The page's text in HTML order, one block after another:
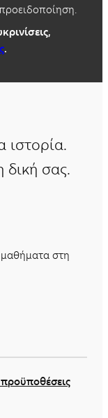
.
ιστορία.
δική σας.
στη